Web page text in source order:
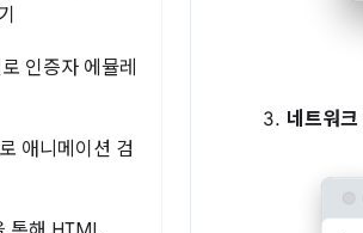
인증자 에뮬레
애니메이션 검
네트워크